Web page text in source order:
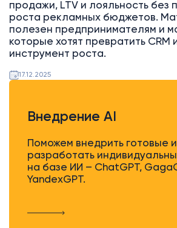
продажи, LTV и лояльность без
роста рекламных бюджетов.
полезен предпринимателям и
которые хотят превратить CRM
инструмент роста.
17.12.2025
Внедрение AI
Поможем внедрить готовые
разработать
на базе ИИ – ChatGPT,
YandexGPT.